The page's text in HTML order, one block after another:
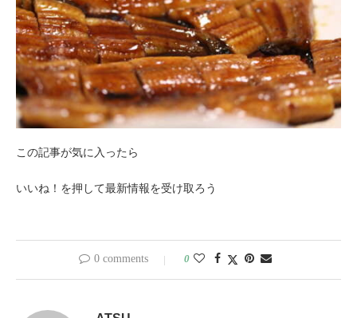
この記事が気に入ったら
いいね！を押して最新情報を受け取ろう
0 comments 0